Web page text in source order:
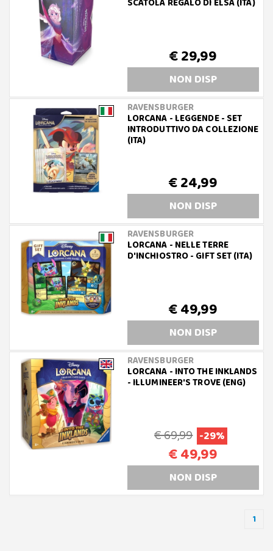
SCATOLA REGALO DI ELSA (ITA)
€ 29,99
NON DISP
RAVENSBURGER
LORCANA - LEGGENDE - SET
INTRODUTTIVO DA COLLEZIONE
(ITA)
€ 24,99
NON DISP
RAVENSBURGER
LORCANA - NELLE TERRE
D'INCHIOSTRO - GIFT SET (ITA)
€ 49,99
NON DISP
RAVENSBURGER
LORCANA - INTO THE INKLANDS
- ILLUMINEER'S TROVE (ENG)
€ 69,99 -29%
€ 49,99
NON DISP
1